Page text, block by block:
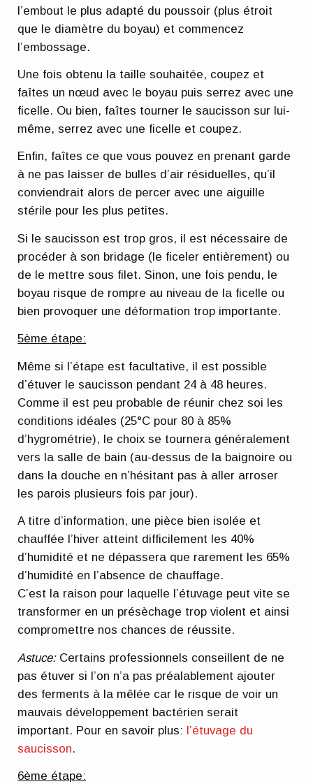
l’embout le plus adapté du poussoir (plus étroit
que le diamètre du boyau) et commencez
l’embossage.
Une fois obtenu la taille souhaitée, coupez et
faîtes un nœud avec le boyau puis serrez avec une
ficelle. Ou bien, faîtes tourner le saucisson sur lui-
même, serrez avec une ficelle et coupez.
Enfin, faîtes ce que vous pouvez en prenant garde
à ne pas laisser de bulles d’air résiduelles, qu’il
conviendrait alors de percer avec une aiguille
stérile pour les plus petites.
Si le saucisson est trop gros, il est nécessaire de
procéder à son bridage (le ficeler entièrement) ou
de le mettre sous filet. Sinon, une fois pendu, le
boyau risque de rompre au niveau de la ficelle ou
bien provoquer une déformation trop importante.
5ème étape:
Même si l’étape est facultative, il est possible
d’étuver le saucisson pendant 24 à 48 heures.
Comme il est peu probable de réunir chez soi les
conditions idéales (25°C pour 80 à 85%
d’hygrométrie), le choix se tournera généralement
vers la salle de bain (au-dessus de la baignoire ou
dans la douche en n’hésitant pas à aller arroser
les parois plusieurs fois par jour).
A titre d’information, une pièce bien isolée et
chauffée l’hiver atteint difficilement les 40%
d’humidité et ne dépassera que rarement les 65%
d’humidité en l’absence de chauffage.
C’est la raison pour laquelle l’étuvage peut vite se
transformer en un présèchage trop violent et ainsi
compromettre nos chances de réussite.
Astuce: Certains professionnels conseillent de ne
pas étuver si l’on n’a pas préalablement ajouter
des ferments à la mêlée car le risque de voir un
mauvais développement bactérien serait
important. Pour en savoir plus: l’étuvage du
saucisson.
6ème étape: